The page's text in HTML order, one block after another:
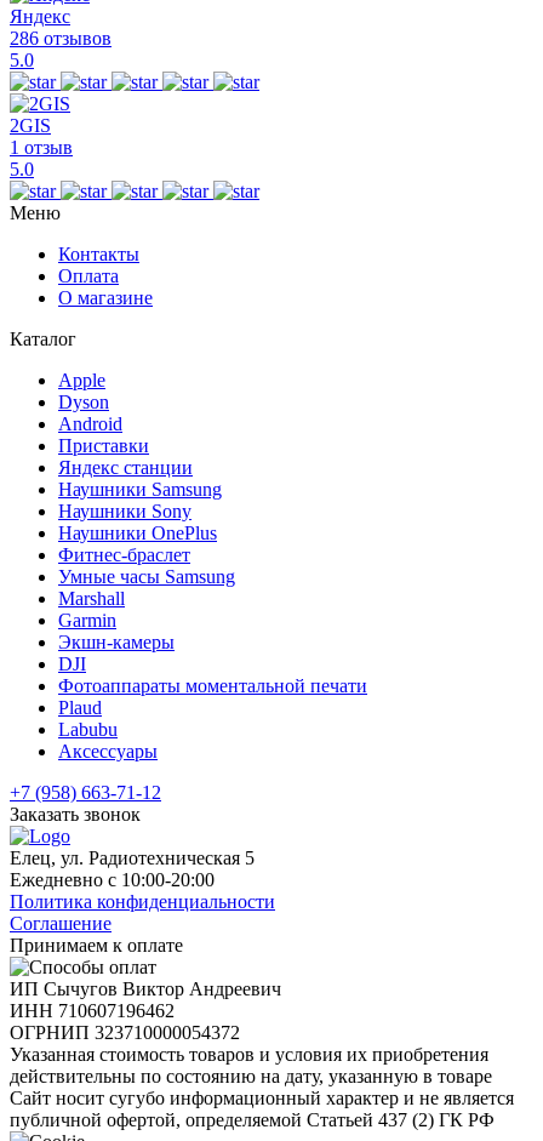
Яндекс
286 отзывов
5.0
2GIS
1 отзыв
5.0
Меню
Контакты
Оплата
О магазине
Каталог
Apple
Dyson
Android
Приставки
Яндекс станции
Наушники Samsung
Наушники Sony
Наушники OnePlus
Фитнес-браслет
Умные часы Samsung
Marshall
Garmin
Экшн-камеры
DJI
Фотоаппараты моментальной печати
Plaud
Labubu
Аксессуары
+7 (958) 663-71-12
Заказать звонок
Елец, ул. Радиотехническая 5
Ежедневно с 10:00-20:00
Политика конфиденциальности
Соглашение
Принимаем к оплате
ИП Сычугов Виктор Андреевич
ИНН 710607196462
ОГРНИП 323710000054372
Указанная стоимость товаров и условия их приобретения
действительны по состоянию на дату, указанную в товаре
Сайт носит сугубо информационный характер и не является
публичной офертой, определяемой Статьей 437 (2) ГК РФ